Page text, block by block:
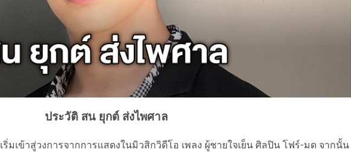
ประวัติ สน ยุกต์ ส่งไพศาล
เริ่มเข้าสู่วงการจากการแสดงในมิวสิกวิดีโอ เพลง ผู้ชายใจเย็น ศิลปิน โฟร์-มด จากนั้น